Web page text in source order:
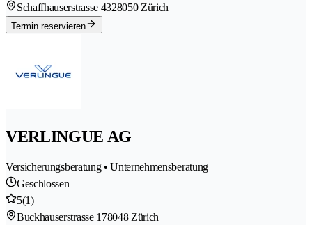
Schaffhauserstrasse 4328050 Zürich
Termin reservieren
VERLINGUE AG
Versicherungsberatung • Unternehmensberatung
Geschlossen
5(1)
Buckhauserstrasse 178048 Zürich